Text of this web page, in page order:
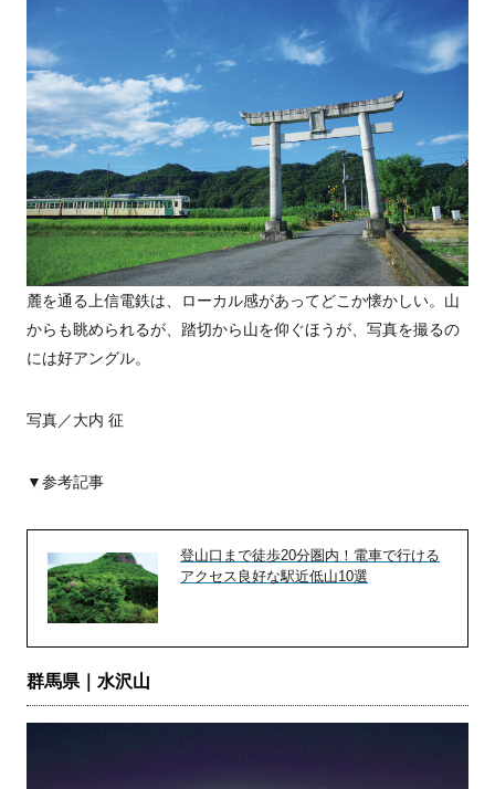
麓を通る上信電鉄は、ローカル感があってどこか懐かしい。山
からも眺められるが、踏切から山を仰ぐほうが、写真を撮るの
には好アングル。
写真／大内 征
▼参考記事
登山口まで徒歩20分圏内！電車で行ける
アクセス良好な駅近低山10選
群馬県｜水沢山